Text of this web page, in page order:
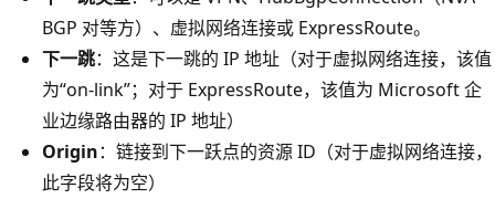
BGP 对等方）、虚拟网络连接或 ExpressRoute。
下一跳：这是下一跳的 IP 地址（对于虚拟网络连接，该值
为“on-link”；对于 ExpressRoute，该值为 Microsoft 企
业边缘路由器的 IP 地址）
Origin：链接到下一跃点的资源 ID（对于虚拟网络连接，
此字段将为空）